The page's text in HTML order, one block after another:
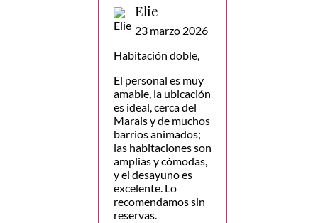
Elie
23 marzo 2026
Habitación doble,
El personal es muy
amable, la ubicación
es ideal, cerca del
Marais y de muchos
barrios animados;
las habitaciones son
amplias y cómodas,
y el desayuno es
excelente. Lo
recomendamos sin
reservas.